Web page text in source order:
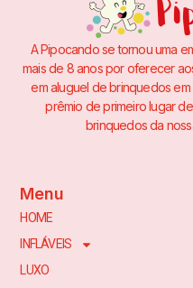
A Pipocando se tornou uma
mais de 8 anos por oferecer
em aluguel de brinquedos
prêmio de primeiro lugar
brinquedos da
Menu
HOME
INFLÁVEIS
LUXO